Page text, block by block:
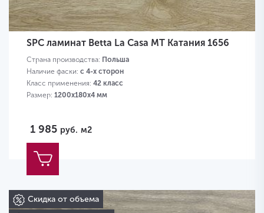
SPC ламинат Betta La Casa MT Катания 1656
Страна производства: Польша
Наличие фаски: с 4-х сторон
Класс применения: 42 класс
Размер: 1200х180х4 мм
1 985 руб. м2
Скидка от объема